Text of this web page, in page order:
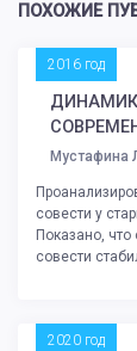
ПОХОЖИЕ
2016 год
Мустафина
совести у
Показано,
совести
2020 год